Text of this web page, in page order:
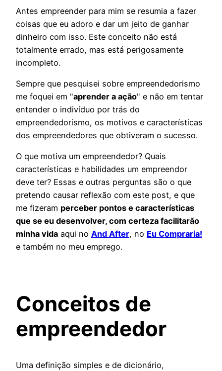
Antes empreender para mim se resumia a fazer
coisas que eu adoro e dar um jeito de ganhar
dinheiro com isso. Este conceito não está
totalmente errado, mas está perigosamente
incompleto.
Sempre que pesquisei sobre empreendedorismo
me foquei em "aprender a ação" e não em tentar
entender o indivíduo por trás do
empreendedorismo, os motivos e características
dos empreendedores que obtiveram o sucesso.
O que motiva um empreendedor? Quais
características e habilidades um empreendor
deve ter? Essas e outras perguntas são o que
pretendo causar reflexão com este post, e que
me fizeram perceber pontos e características
que se eu desenvolver, com certeza facilitarão
minha vida aqui no And After, no Eu Compraria!
e também no meu emprego.
Conceitos de
empreendedor
Uma definição simples e de dicionário,